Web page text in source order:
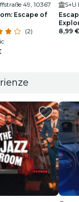
49, 10367
Escape of
(2)
8,99 €